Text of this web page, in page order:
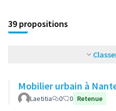
39 propositions
Mobilier urbain à
Laetitia 0 0 Retenue